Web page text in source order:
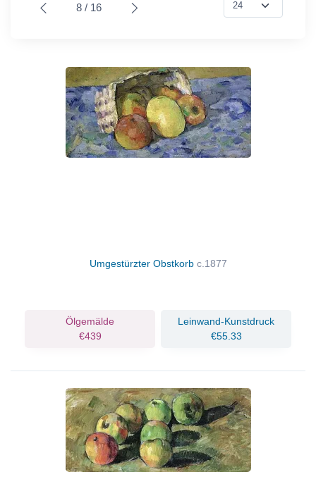
8 / 16
Umgestürzter Obstkorb c.1877
Ölgemälde
€439
Leinwand-Kunstdruck
€55.33